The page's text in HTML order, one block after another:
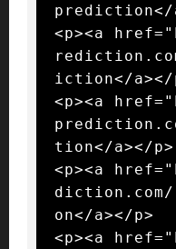
prediction</
<p><a
iction</a></
<p><a
tion</a></p>
<p><a
on</a></p>
<p><a